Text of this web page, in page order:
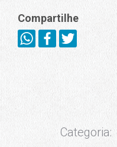
Compartilhe
Categoria: